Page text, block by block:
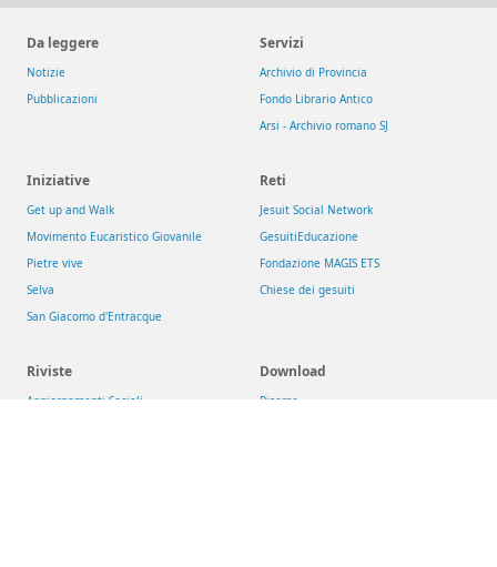
Da leggere
Notizie
Pubblicazioni
Servizi
Archivio di Provincia
Fondo Librario Antico
Arsi - Archivio romano SJ
Iniziative
Get up and Walk
Movimento Eucaristico Giovanile
Pietre vive
Selva
San Giacomo d'Entracque
Reti
Jesuit Social Network
GesuitiEducazione
Fondazione MAGIS ETS
Chiese dei gesuiti
Riviste
Aggiornamenti Sociali
Download
Risorse